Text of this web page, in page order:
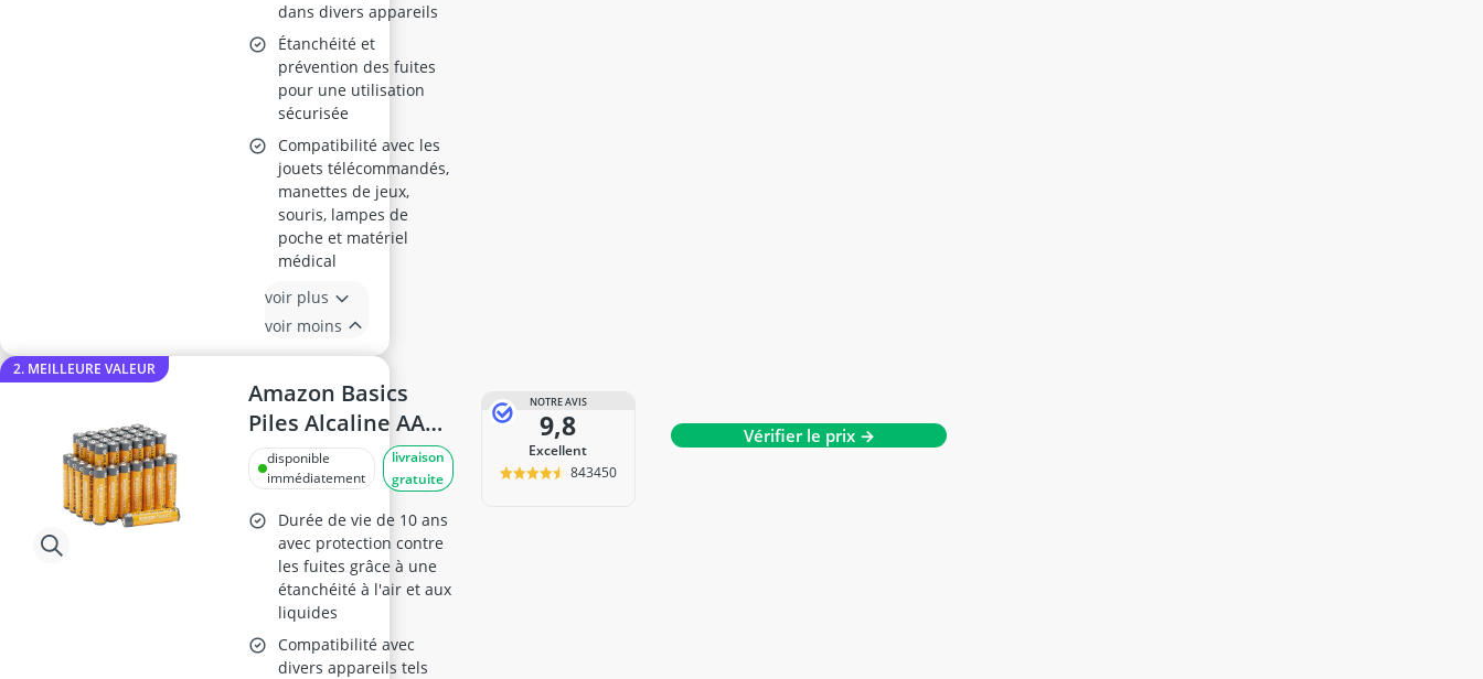
dans divers appareils
Étanchéité et
prévention des fuites
pour une utilisation
sécurisée
Compatibilité avec les
jouets télécommandés,
manettes de jeux,
souris, lampes de
poche et matériel
médical
voir plus
voir moins
2. MEILLEURE VALEUR
Amazon Basics
Piles Alcaline AAA
1,5 V Lot de 36
disponible
immédiatement
livraison
gratuite
Durée de vie de 10 ans
avec protection contre
les fuites grâce à une
étanchéité à l'air et aux
liquides
Compatibilité avec
divers appareils tels
NOTRE AVIS
9,8
Excellent
843450
Vérifier le prix →